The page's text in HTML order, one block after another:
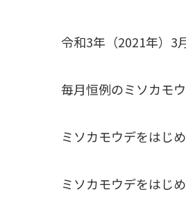
令和3年（2021年）3
毎月恒例のミソカモ
ミソカモウデをはじ
ミソカモウデをはじ